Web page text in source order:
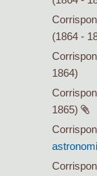
(1864 -
1864)
1865)